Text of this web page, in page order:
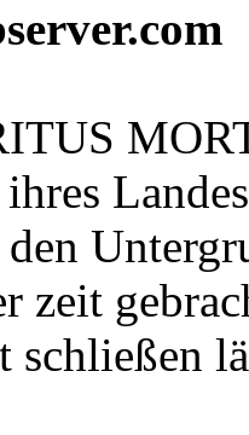
zeit
schließen